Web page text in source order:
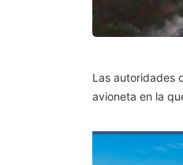
Las autoridades
avioneta en la